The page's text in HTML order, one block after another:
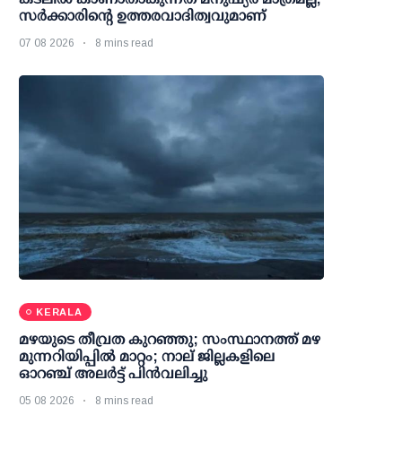
സർക്കാരിന്റെ ഉത്തരവാദിത്വവുമാണ്
07 08 2026 8 mins read
KERALA
മഴയുടെ തീവ്രത കുറഞ്ഞു; സംസ്ഥാനത്ത് മഴ
മുന്നറിയിപ്പിൽ മാറ്റം; നാല് ജില്ലകളിലെ
ഓറഞ്ച് അലർട്ട് പിൻവലിച്ചു
05 08 2026 8 mins read